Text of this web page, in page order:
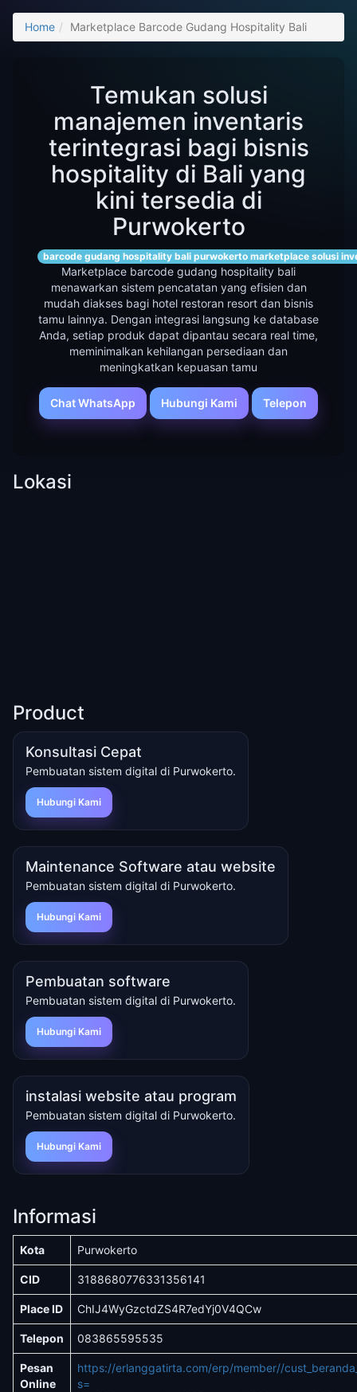
Home Marketplace Barcode Gudang Hospitality Bali
Temukan solusi
manajemen inventaris
terintegrasi bagi bisnis
hospitality di Bali yang
kini tersedia di
Purwokerto
barcode gudang hospitality bali purwokerto marketplace solusi
Marketplace barcode gudang hospitality bali
menawarkan sistem pencatatan yang efisien dan
mudah diakses bagi hotel restoran resort dan bisnis
tamu lainnya. Dengan integrasi langsung ke database
Anda, setiap produk dapat dipantau secara real time,
meminimalkan kehilangan persediaan dan
meningkatkan kepuasan tamu
Chat WhatsApp Hubungi Kami Telepon
Lokasi
Product
Konsultasi Cepat
Pembuatan sistem digital di Purwokerto.
Hubungi Kami
Maintenance Software atau website
Pembuatan sistem digital di Purwokerto.
Hubungi Kami
Pembuatan software
Pembuatan sistem digital di Purwokerto.
Hubungi Kami
instalasi website atau program
Pembuatan sistem digital di Purwokerto.
Hubungi Kami
Informasi
Kota Purwokerto
CID 3188680776331356141
Place ID ChIJ4WyGzctdZS4R7edYj0V4QCw
Telepon 083865595535
Pesan
Online
https://erlanggatirta.com/erp/member//
s=